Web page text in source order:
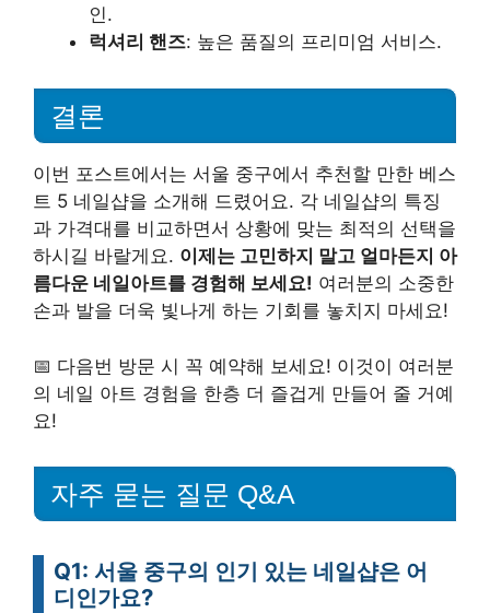
인.
럭셔리 핸즈: 높은 품질의 프리미엄 서비스.
결론
이번 포스트에서는 서울 중구에서 추천할 만한 베스
트 5 네일샵을 소개해 드렸어요. 각 네일샵의 특징
과 가격대를 비교하면서 상황에 맞는 최적의 선택을
하시길 바랄게요. 이제는 고민하지 말고 얼마든지 아
름다운 네일아트를 경험해 보세요! 여러분의 소중한
손과 발을 더욱 빛나게 하는 기회를 놓치지 마세요!
📅 다음번 방문 시 꼭 예약해 보세요! 이것이 여러분
의 네일 아트 경험을 한층 더 즐겁게 만들어 줄 거예
요!
자주 묻는 질문 Q&A
Q1: 서울 중구의 인기 있는 네일샵은 어
디인가요?